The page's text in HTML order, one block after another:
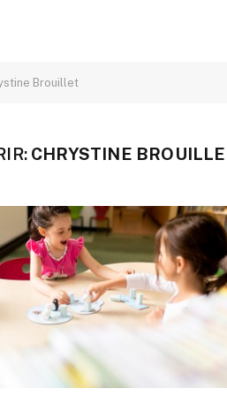
Brouillet
CHRYSTINE